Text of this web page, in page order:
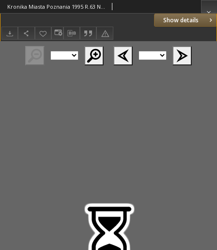
Show details
Kronika Miasta Poznania 1995 R.63 Nr4; Poznań w literaturze, literatura w Poznaniu